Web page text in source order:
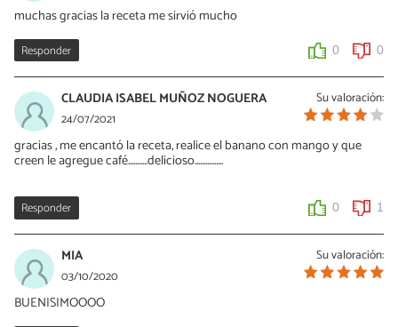
muchas gracias la receta me sirvió mucho
Responder 0 0
Su valoración:
CLAUDIA ISABEL MUÑOZ NOGUERA
24/07/2021
gracias , me encantó la receta, realice el banano con mango y que
creen le agregue café...........delicioso................
Responder 0 1
Su valoración:
MIA
03/10/2020
BUENISIMOOOO